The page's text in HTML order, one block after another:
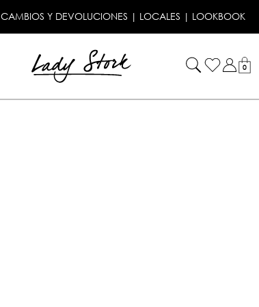
CAMBIOS Y DEVOLUCIONES | LOCALES | LOOKBOOK
0